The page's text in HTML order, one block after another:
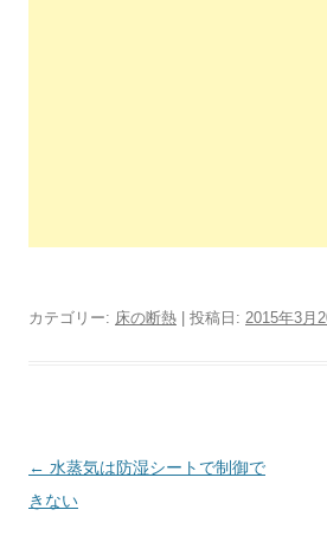
カテゴリー: 床の断熱 | 投稿日: 2015年3月
投
稿
← 水蒸気は防湿シートで制御で
きない